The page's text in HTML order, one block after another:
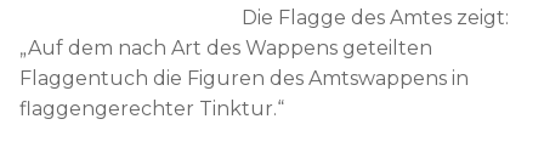
Die Flagge des Amtes zeigt:
„Auf dem nach Art des Wappens geteilten
Flaggentuch die Figuren des Amtswappens in
flaggengerechter Tinktur.“